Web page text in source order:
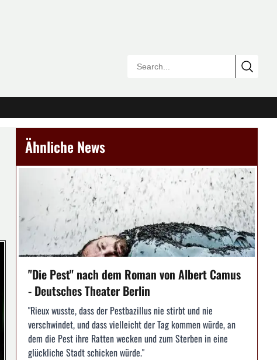
Ähnliche News
"Die Pest" nach dem Roman von Albert Camus
- Deutsches Theater Berlin
"Rieux wusste, dass der Pestbazillus nie stirbt und nie
verschwindet, und dass vielleicht der Tag kommen würde, an
dem die Pest ihre Ratten wecken und zum Sterben in eine
glückliche Stadt schicken würde."